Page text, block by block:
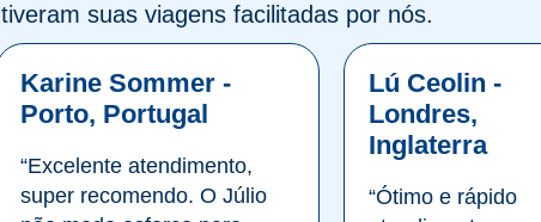
tiveram suas viagens facilitadas por nós.
Karine Sommer -
Porto, Portugal
“Excelente atendimento,
super recomendo. O Júlio
Lú Ceolin -
Londres,
Inglaterra
“Ótimo e rápido